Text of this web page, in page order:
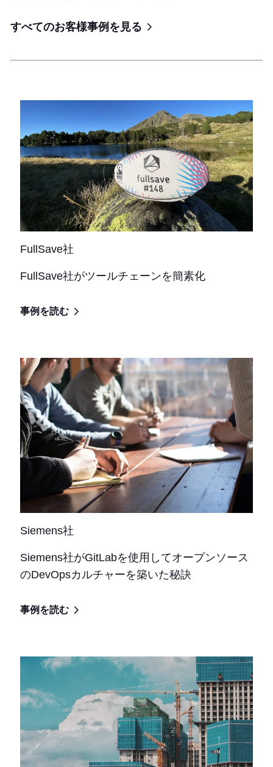
すべてのお客様事例を見る
FullSave社
FullSave社がツールチェーンを簡素化
事例を読む
Siemens社
Siemens社がGitLabを使用してオープンソース
のDevOpsカルチャーを築いた秘訣
事例を読む